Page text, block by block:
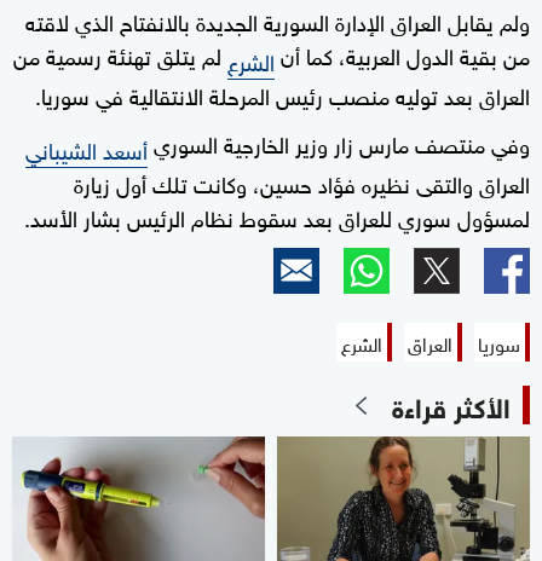
ولم يقابل العراق الإدارة السورية الجديدة بالانفتاح الذي لاقته
من بقية الدول العربية، كما أنالشرع لم يتلق تهنئة رسمية من
العراق بعد توليه منصب رئيس المرحلة الانتقالية في سوريا.
وفي منتصف مارس زار وزير الخارجية السوريأسعد الشيباني
العراق والتقى نظيره فؤاد حسين، وكانت تلك أول زيارة
لمسؤول سوري للعراق بعد سقوط نظام الرئيس بشار الأسد.
سوريا العراق الشرع
الأكثر قراءة